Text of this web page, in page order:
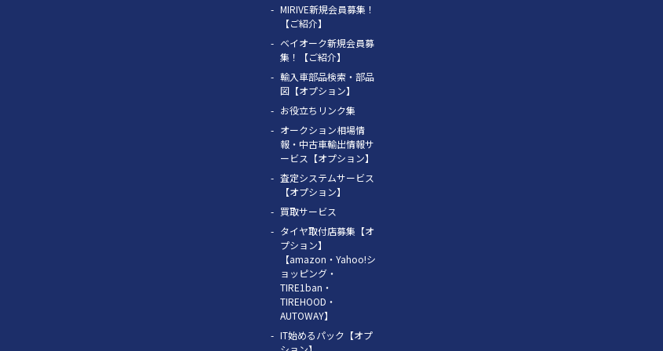
MIRIVE新規会員募集！
【ご紹介】
ベイオーク新規会員募
集！【ご紹介】
輸入車部品検索・部品
図【オプション】
お役立ちリンク集
オークション相場情
報・中古車輸出情報サ
ービス【オプション】
査定システムサービス
【オプション】
買取サービス
タイヤ取付店募集【オ
プション】
【amazon・Yahoo!シ
ョッピング・
TIRE1ban・
TIREHOOD・
AUTOWAY】
IT始めるパック【オプ